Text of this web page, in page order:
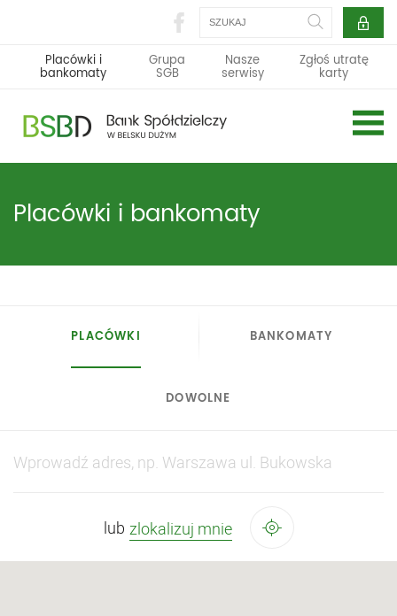
Szukaj
Placówki i
bankomaty
Grupa
SGB
Nasze
serwisy
Zgłoś utratę
karty
Placówki i bankomaty
PLACÓWKI BANKOMATY
DOWOLNE
zlokalizuj mnie